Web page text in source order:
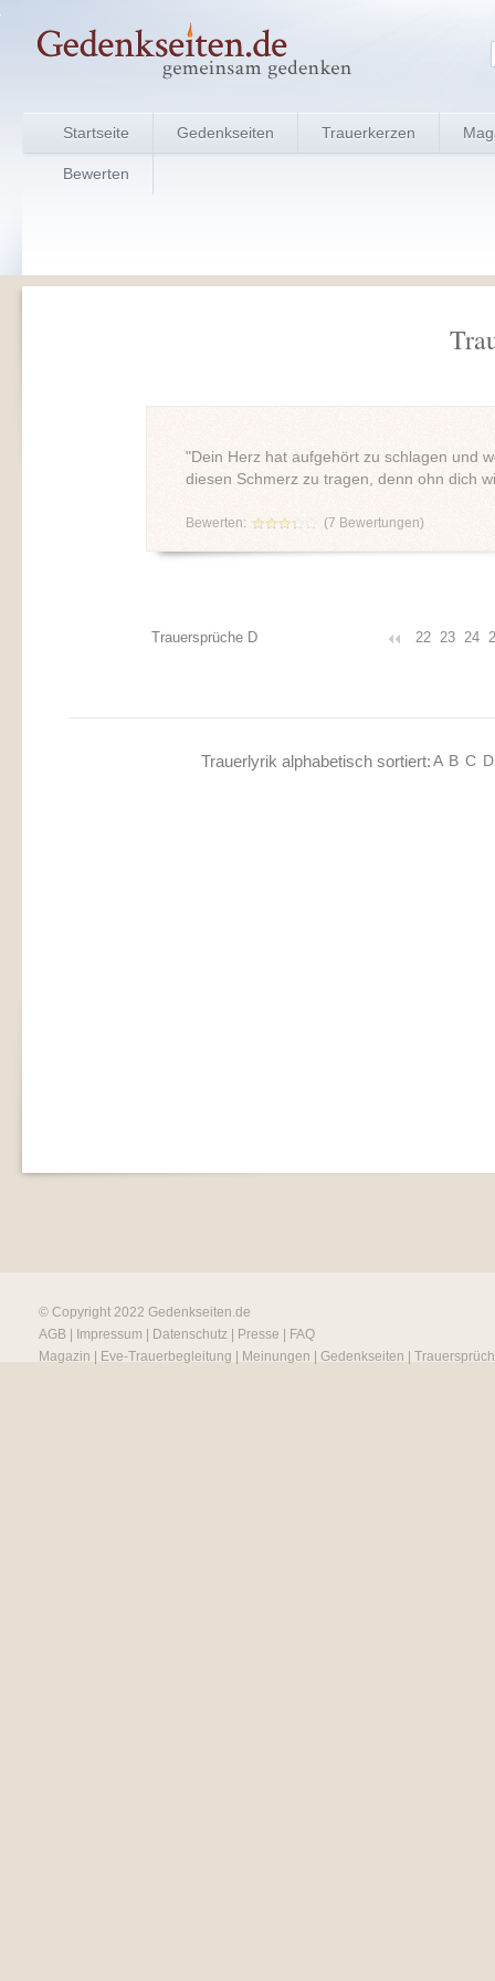
Startseite Gedenkseiten Trauerkerzen
Bewerten
"Dein Herz hat aufgehört zu schlagen und
diesen Schmerz zu tragen, denn ohn dich
Bewerten: (7 Bewertungen)
Trauersprüche D 22 23 24
Trauerlyrik alphabetisch sortiert:A B C D
© Copyright 2022 Gedenkseiten.de
AGB
Impressum Datenschutz Presse
FAQ
Magazin
Eve-Trauerbegleitung Meinungen Gedenkseiten